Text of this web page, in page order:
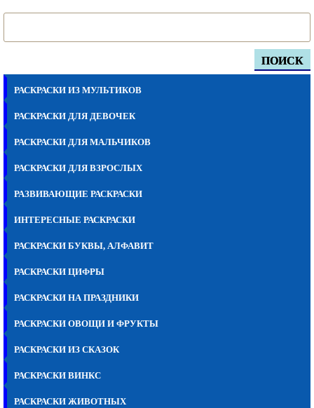
ПОИСК
РАСКРАСКИ ИЗ МУЛЬТИКОВ
РАСКРАСКИ ДЛЯ ДЕВОЧЕК
РАСКРАСКИ ДЛЯ МАЛЬЧИКОВ
РАСКРАСКИ ДЛЯ ВЗРОСЛЫХ
РАЗВИВАЮЩИЕ РАСКРАСКИ
ИНТЕРЕСНЫЕ РАСКРАСКИ
РАСКРАСКИ БУКВЫ, АЛФАВИТ
РАСКРАСКИ ЦИФРЫ
РАСКРАСКИ НА ПРАЗДНИКИ
РАСКРАСКИ ОВОЩИ И ФРУКТЫ
РАСКРАСКИ ИЗ СКАЗОК
РАСКРАСКИ ВИНКС
РАСКРАСКИ ЖИВОТНЫХ